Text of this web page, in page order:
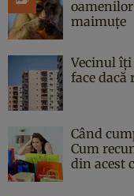
maimuțe
Vecinul îți
face dacă
Când
Cum
din acest